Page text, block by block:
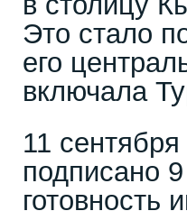
Это стало
его
включала
11
подписано
готовность